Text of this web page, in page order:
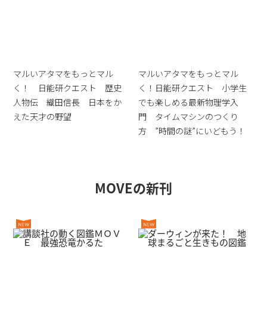
マルいアタマをもっとマル
く！ 日能研クエスト 歴史
人物伝 織田信長 日本をか
えた天才の野望
マルいアタマをもっとマル
く！日能研クエスト 小学生
でも楽しめる最新物理学入
門 タイムマシンのつくり
方 ”時間の謎”にいどもう！
MOVEの新刊